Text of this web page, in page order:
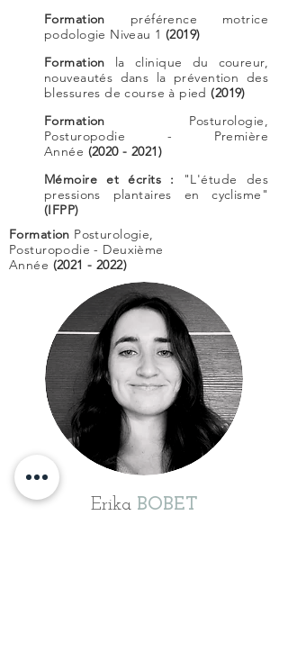
Formation préférence motrice
podologie Niveau 1 (2019)
Formation la clinique du coureur,
nouveautés dans la prévention des
blessures de course à pied (2019)
Formation Posturologie,
Posturopodie - Première
Année (2020 - 2021)
Mémoire et écrits :
"L'étude des
pressions plantaires en cyclisme"
(IFPP)
Formation Posturologie,
Posturopodie - Deuxième
Année (2021 - 2022)
Erika BOBET